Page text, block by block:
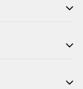
ürünlerinizi